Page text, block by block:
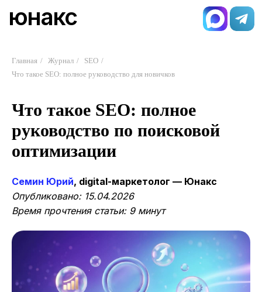
юнакс
Главная / Журнал / SEO /
Что такое SEO: полное руководство для новичков
Что такое SEO: полное
руководство по поисковой
оптимизации
Семин Юрий, digital-маркетолог — Юнакс
Опубликовано: 15.04.2026
Время прочтения статьи: 9 минут